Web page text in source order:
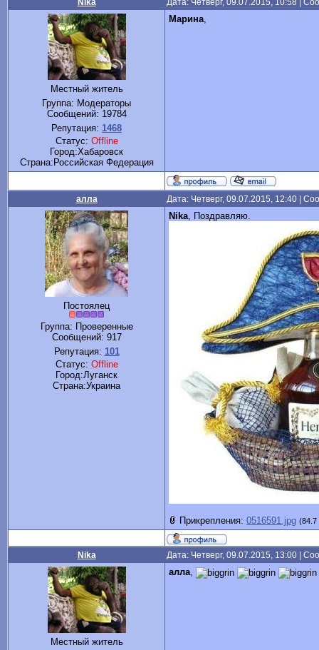
Nika Дата: Четверг, 09.07.2015, 10:58 |
Местный житель
Группа: Модераторы
Сообщений: 19784
Репутация: 1468
Статус: Offline
Город:Хабаровск
Cтрана:Российская Федерация
Марина,
алла Дата: Четверг, 09.07.2015, 12:40 |
Постоялец
Группа: Проверенные
Сообщений: 917
Репутация: 101
Статус: Offline
Город:Луганск
Cтрана:Украина
Nika, Поздравляю.
Прикрепления: 0516591.jpg (84.7
Nika Дата: Четверг, 09.07.2015, 13:00 |
Местный житель
алла,